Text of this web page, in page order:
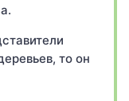
то он